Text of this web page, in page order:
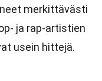
merkittävästi
ja rap-artistien
usein hittejä.